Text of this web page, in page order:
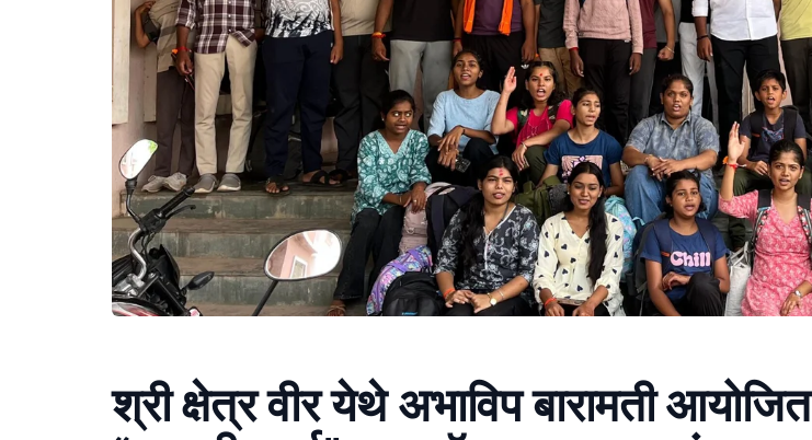
श्री क्षेत्र वीर येथे अभाविप बारामती आयोजित